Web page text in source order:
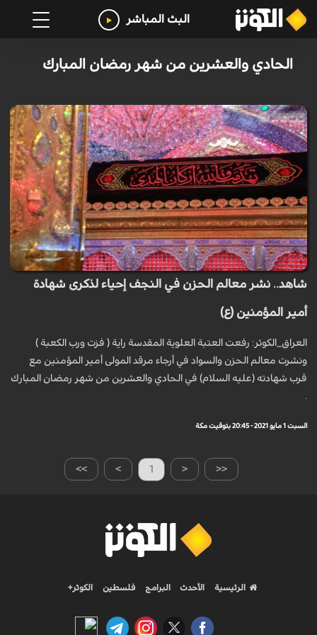
البث المباشر
الحادي والعشرين من شهر رمضان المبارك
شاهد.. نشر معالم الحزن في النجف إحياء لذكرى شهادة
أمير المؤمنين (ع)
العراق_الكوثر: رفعت العتبة العلوية المقدسة راية ( فزت ورب الكعبة )
ونشرت معالم الحزن والسواد في أرجاء مرقد المولى أمير المؤمنين مع
قرب شهادته (عليه السلام) في الحادي والعشرين من شهر رمضان المبارك
السبت 1 مايو 2021 - 20:45 بتوقيت مكة
>> > 1 < <<
الرئيسية الأحدث البرامج فلسطين الكوثر+